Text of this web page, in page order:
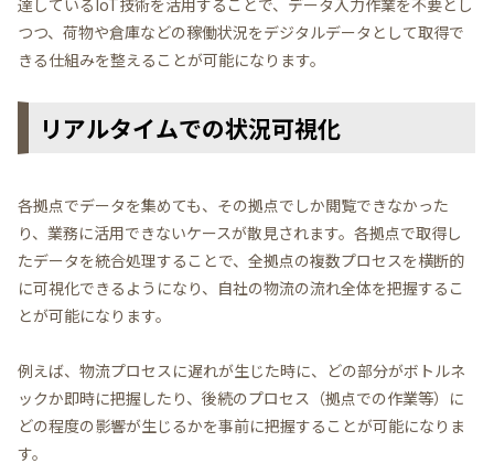
つつ、荷物や倉庫などの稼働状況をデジタルデータとして取得で
きる仕組みを整えることが可能になります。
リアルタイムでの状況可視化
各拠点でデータを集めても、その拠点でしか閲覧できなかった
り、業務に活用できないケースが散見されます。各拠点で取得し
たデータを統合処理することで、全拠点の複数プロセスを横断的
に可視化できるようになり、自社の物流の流れ全体を把握するこ
とが可能になります。
例えば、物流プロセスに遅れが生じた時に、どの部分がボトルネ
ックか即時に把握したり、後続のプロセス（拠点での作業等）に
どの程度の影響が生じるかを事前に把握することが可能になりま
す。